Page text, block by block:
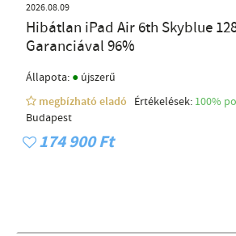
2026.08.09
Hibátlan iPad Air 6th Skyblue
Garanciával 96%
Állapota: ● újszerű
megbízható eladó
Értékelések: 100%
Budapest
174 900 Ft